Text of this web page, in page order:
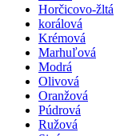
Horčicovo-žltá
korálová
Krémová
Marhuľová
Modrá
Olivová
Oranžová
Púdrová
Ružová